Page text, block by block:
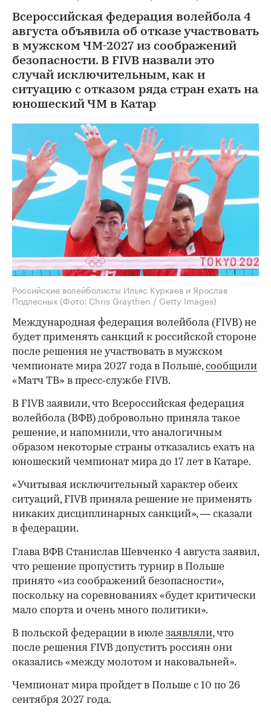
Всероссийская федерация волейбола 4
августа объявила об отказе участвовать
в мужском ЧМ-2027 из соображений
безопасности. В FIVB назвали это
случай исключительным, как и
ситуацию с отказом ряда стран ехать на
юношеский ЧМ в Катар
Российские волейболисты Ильяс Куркаев и Ярослав
Подлесных (Фото: Chris Graythen / Getty Images)
Международная федерация волейбола (FIVB) не
будет применять санкций к российской стороне
после решения не участвовать в мужском
чемпионате мира 2027 года в Польше,сообщили
«Матч ТВ» в пресс‑службе FIVB.
В FIVB заявили, что Всероссийская федерация
волейбола (ВФВ) добровольно приняла такое
решение, и напомнили, что аналогичным
образом некоторые страны отказались ехать на
юношеский чемпионат мира до 17 лет в Катаре.
«Учитывая исключительный характер обеих
ситуаций, FIVB приняла решение не применять
никаких дисциплинарных санкций», — сказали
в федерации.
00:00 /
Глава ВФВ Станислав Шевченко 4 августа заявил,
что решение пропустить турнир в Польше
принято «из соображений безопасности»,
поскольку на соревнованиях «будет критически
мало спорта и очень много политики».
В польской федерации в июле заявляли, что
после решения FIVB допустить россиян они
оказались «между молотом и наковальней».
Чемпионат мира пройдет в Польше с 10 по 26
сентября 2027 года.